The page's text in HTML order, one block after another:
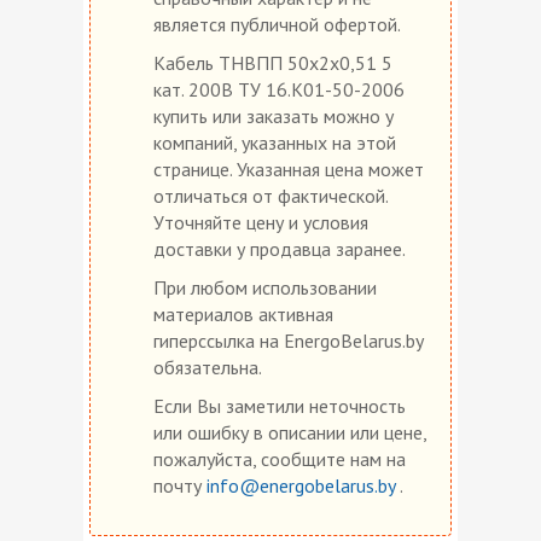
является публичной офертой.
Кабель ТНВПП 50х2х0,51 5
кат. 200В ТУ 16.К01-50-2006
купить или заказать можно у
компаний, указанных на этой
странице. Указанная цена может
отличаться от фактической.
Уточняйте цену и условия
доставки у продавца заранее.
При любом использовании
материалов активная
гиперссылка на EnergoBelarus.by
обязательна.
Если Вы заметили неточность
или ошибку в описании или цене,
пожалуйста, сообщите нам на
почту info@energobelarus.by.